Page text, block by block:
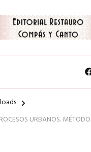
URBANOS.